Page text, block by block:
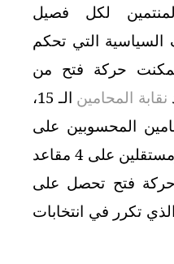
لكل فصيل
التي تحكم
تمكنت حركة فتح من
نقابة المحامين
الـ 15،
المحسوبين على
حماس والجبهة الشعبية ومستقلين على 4 مقاعد
فتح تحصل على
تكرر في انتخابات